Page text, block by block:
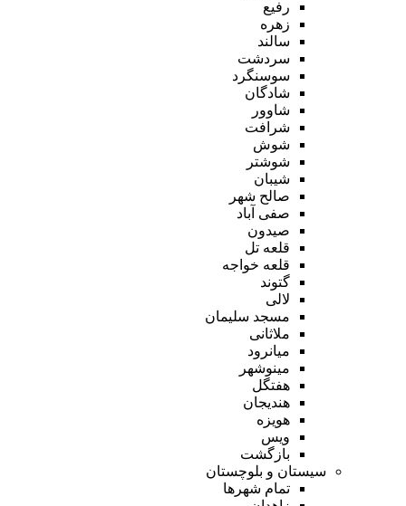
رفیع
زهره
سالند
سردشت
سوسنگرد
شادگان
شاوور
شرافت
شوش
شوشتر
شیبان
صالح شهر
صفی آباد
صیدون
قلعه تل
قلعه خواجه
گتوند
لالی
مسجد سلیمان
ملاثانی
میانرود
مینوشهر
هفتگل
هندیجان
هویزه
ویس
بازگشت
سیستان و بلوچستان
تمام شهر‌ها